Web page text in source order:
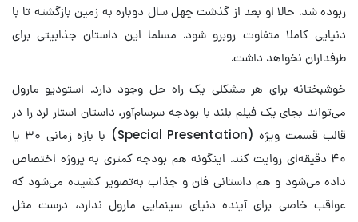
ربوده شد. حالا او بعد از گذشت چهل سال دوباره به زمین بازگشته تا با
دنیایی کاملا متفاوت روبرو شود. مسلما این داستان جذابیتی برای
طرفداران نخواهد داشت.
خوشبختانه برای هر مشکلی یک راه حل وجود دارد. استودیو مارول
می‌تواند بجای یک فیلم بلند با بودجه سرسام‌آور، داستان استار لرد را در
قالب قسمت ویژه (Special Presentation) با بازه زمانی ۳۰ یا
۴۰ دقیقه‌ای روایت کند. اینگونه هم بودجه کمتری به پروژه اختصاص
داده می‌شود و هم داستانی فان و جذاب به‌تصویر کشیده می‌شود که
عواقب خاصی برای آینده دنیای سینمایی مارول ندارد، درست مثل